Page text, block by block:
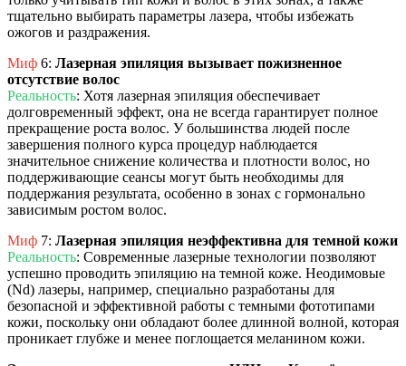
тщательно выбирать параметры лазера, чтобы избежать
ожогов и раздражения.
Миф 6: Лазерная эпиляция вызывает пожизненное
отсутствие волос
Реальность: Хотя лазерная эпиляция обеспечивает
долговременный эффект, она не всегда гарантирует полное
прекращение роста волос. У большинства людей после
завершения полного курса процедур наблюдается
значительное снижение количества и плотности волос, но
поддерживающие сеансы могут быть необходимы для
поддержания результата, особенно в зонах с гормонально
зависимым ростом волос.
Миф 7: Лазерная эпиляция неэффективна для темной кожи
Реальность: Современные лазерные технологии позволяют
успешно проводить эпиляцию на темной коже. Неодимовые
(Nd) лазеры, например, специально разработаны для
безопасной и эффективной работы с темными фототипами
кожи, поскольку они обладают более длинной волной, которая
проникает глубже и менее поглощается меланином кожи.